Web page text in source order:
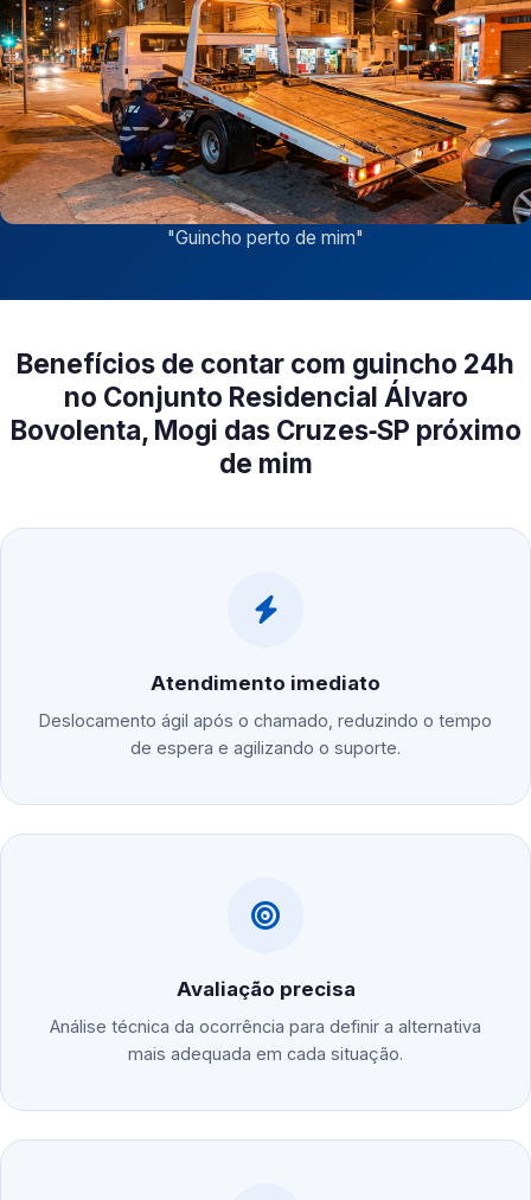
"Guincho perto de mim"
Benefícios de contar com guincho 24h
no Conjunto Residencial Álvaro
Bovolenta, Mogi das Cruzes‑SP próximo
de mim
Atendimento imediato
Deslocamento ágil após o chamado, reduzindo o tempo
de espera e agilizando o suporte.
Avaliação precisa
Análise técnica da ocorrência para definir a alternativa
mais adequada em cada situação.